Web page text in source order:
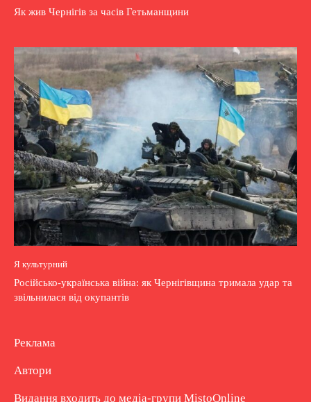
Як жив Чернігів за часів Гетьманщини
Я культурний
Російсько-українська війна: як Чернігівщина тримала удар та
звільнилася від окупантів
Реклама
Автори
Видання входить до медіа-групи MistoOnline